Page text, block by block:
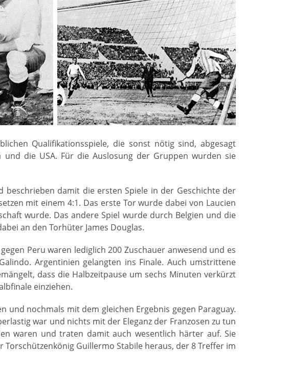
Qualifikationsspiele, die sonst nötig sind, abgesagt
die USA. Für die Auslosung der Gruppen wurden sie
beschrieben damit die ersten Spiele in der Geschichte der
mit einem 4:1. Das erste Tor wurde dabei von Laucien
wurde. Das andere Spiel wurde durch Belgien und die
an den Torhüter James Douglas.
Peru waren lediglich 200 Zuschauer anwesend und es
Argentinien gelangten ins Finale. Auch umstrittene
dass die Halbzeitpause um sechs Minuten verkürzt
einziehen.
und nochmals mit dem gleichen Ergebnis gegen Paraguay.
war und nichts mit der Eleganz der Franzosen zu tun
waren und traten damit auch wesentlich härter auf. Sie
Guillermo Stabile heraus, der 8 Treffer im